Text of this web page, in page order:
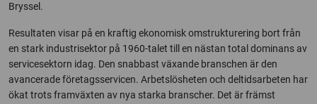
Bryssel.
Resultaten visar på en kraftig ekonomisk omstrukturering bort från
en stark industrisektor på 1960-talet till en nästan total dominans av
servicesektorn idag. Den snabbast växande branschen är den
avancerade företagsservicen. Arbetslösheten och deltidsarbeten har
ökat trots framväxten av nya starka branscher. Det är främst